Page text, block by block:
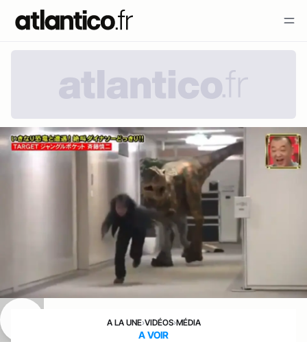
A LA UNE›VIDÉOS›MÉDIA
A VOIR